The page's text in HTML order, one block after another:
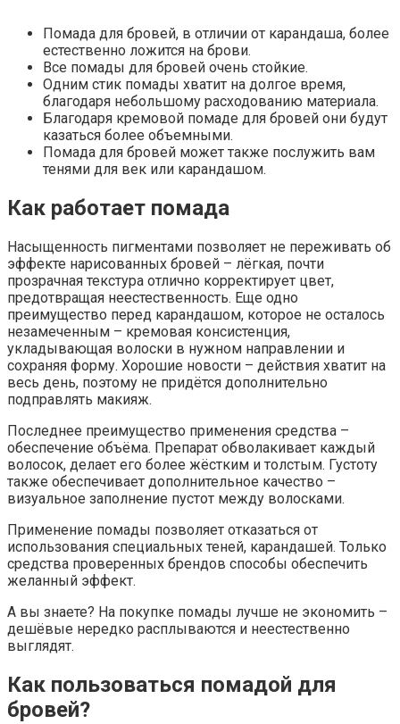
Помада для бровей, в отличии от карандаша, более
естественно ложится на брови.
Все помады для бровей очень стойкие.
Одним стик помады хватит на долгое время,
благодаря небольшому расходованию материала.
Благодаря кремовой помаде для бровей они будут
казаться более объемными.
Помада для бровей может также послужить вам
тенями для век или карандашом.
Как работает помада
Насыщенность пигментами позволяет не переживать об
эффекте нарисованных бровей – лёгкая, почти
прозрачная текстура отлично корректирует цвет,
предотвращая неестественность. Еще одно
преимущество перед карандашом, которое не осталось
незамеченным – кремовая консистенция,
укладывающая волоски в нужном направлении и
сохраняя форму. Хорошие новости – действия хватит на
весь день, поэтому не придётся дополнительно
подправлять макияж.
Последнее преимущество применения средства –
обеспечение объёма. Препарат обволакивает каждый
волосок, делает его более жёстким и толстым. Густоту
также обеспечивает дополнительное качество –
визуальное заполнение пустот между волосками.
Применение помады позволяет отказаться от
использования специальных теней, карандашей. Только
средства проверенных брендов способы обеспечить
желанный эффект.
А вы знаете? На покупке помады лучше не экономить –
дешёвые нередко расплываются и неестественно
выглядят.
Как пользоваться помадой для
бровей?